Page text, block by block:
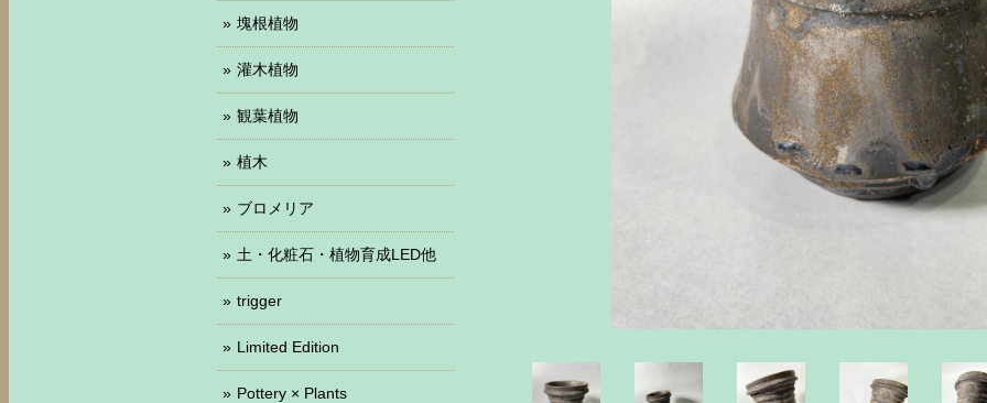
塊根植物
灌木植物
観葉植物
植木
ブロメリア
土・化粧石・植物育成LED他
trigger
Limited Edition
Pottery × Plants